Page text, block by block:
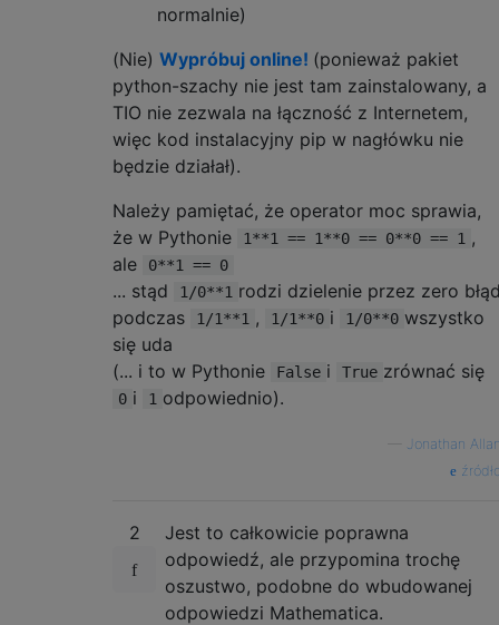
normalnie)
(Nie) Wypróbuj online! (ponieważ pakiet
python-szachy nie jest tam zainstalowany, a
TIO nie zezwala na łączność z Internetem,
więc kod instalacyjny pip w nagłówku nie
będzie działał).
Należy pamiętać, że operator moc sprawia,
że w Pythonie
1**1 == 1**0 == 0**0 == 1 ,
ale
0**1 == 0
... stąd 1/0**1 rodzi dzielenie przez zero
podczas
1/1**1 , 1/1**0 i 1/0**0 wszystko
się uda
(... i to w Pythonie
False i True zrównać się
0 i 1 odpowiednio).
Jonathan
2
Jest to całkowicie poprawna
odpowiedź, ale przypomina trochę
oszustwo, podobne do wbudowanej
odpowiedzi Mathematica.